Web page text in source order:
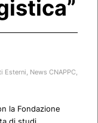
Esterni, News CNAPPC,
la Fondazione